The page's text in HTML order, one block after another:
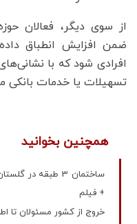
از سوی دیگر، فعالان
ضمن افزایش انطباق
افرادی شود که با
تسهیلات یا خدمات بانکی
همچنین بخوانید
ساختمان 3 طبقه در
+ فیلم
خروج از کشور مسئولان تا